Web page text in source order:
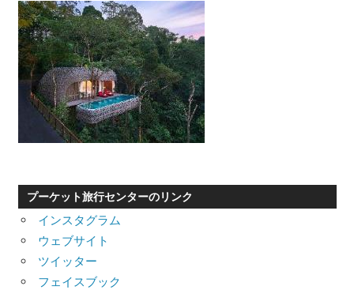
プーケット旅行センターのリンク
インスタグラム
ウェブサイト
ツイッター
フェイスブック